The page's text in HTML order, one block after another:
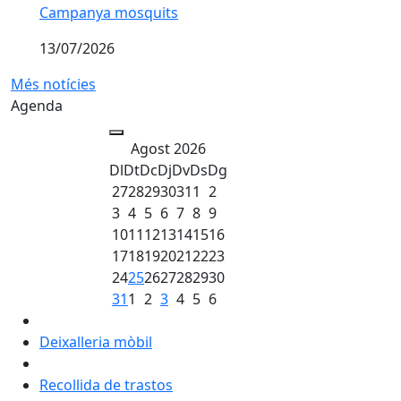
Campanya mosquits
13/07/2026
Més notícies
Agenda
Agost 2026
DlDtDcDjDvDsDg
27282930311 2
3 4 5 6 7 8 9
10111213141516
17181920212223
24252627282930
311 2 3 4 5 6
Deixalleria mòbil
Recollida de trastos